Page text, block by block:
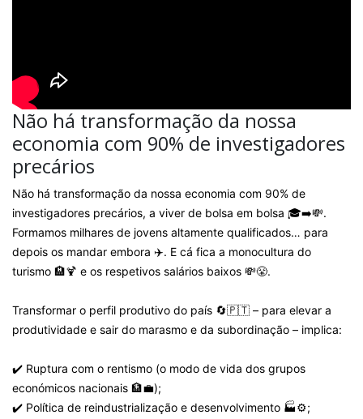
Não há transformação da nossa
economia com 90% de investigadores
precários
Não há transformação da nossa economia com 90% de
investigadores precários, a viver de bolsa em bolsa 🎓➡️💸.
Formamos milhares de jovens altamente qualificados… para
depois os mandar embora ✈️. E cá fica a monocultura do
turismo 🏨🍹 e os respetivos salários baixos 💸😤.
Transformar o perfil produtivo do país 🔄🇵🇹 – para elevar a
produtividade e sair do marasmo e da subordinação – implica:
✔️ Ruptura com o rentismo (o modo de vida dos grupos
económicos nacionais 🏦💼);
✔️ Política de reindustrialização e desenvolvimento 🏭⚙️;